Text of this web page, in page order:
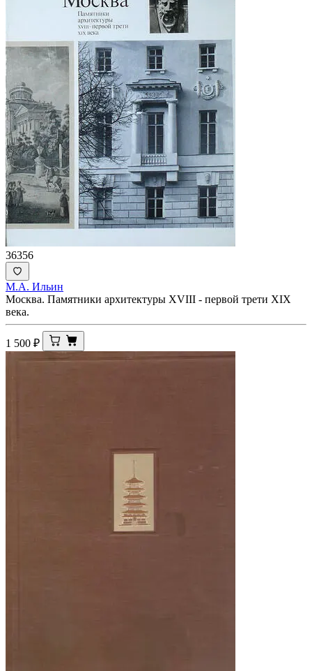
36356
М.А. Ильин
Москва. Памятники архитектуры XVIII - первой трети XIX
века.
1 500 ₽